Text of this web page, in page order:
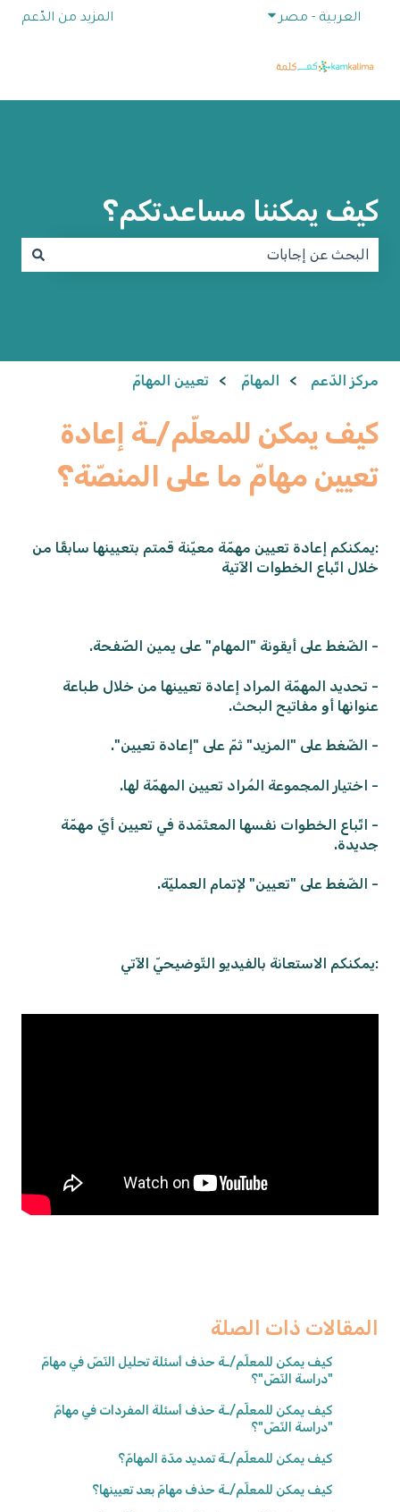
العربية - مصر إظهار القائمة الفرعية للترجماتالمزيد من الدّعم
كيف يمكننا مساعدتكم؟
مركز الدّعم المهامّ تعيين المهامّ
كيف يمكن للمعلّم/ـة إعادة
تعيين مهامّ ما على المنصّة؟
:يمكنكم إعادة تعيين مهمّة معيّنة قمتم بتعيينها سابقًا من
خلال اتّباع الخطوات الآتية
- الضّغط على أيقونة "المهام" على يمين الصّفحة.
- تحديد المهمّة المراد إعادة تعيينها من خلال طباعة
عنوانها أو مفاتيح البحث.
- الضّغط على "المزيد" ثمّ على "إعادة تعيين".
- اختيار المجموعة المُراد تعيين المهمّة لها.
- اتّباع الخطوات نفسها المعتَمَدة في تعيين أيّ مهمّة
جديدة.
- الضّغط على "تعيين" لإتمام العمليّة.
:يمكنكم الاستعانة بالفيديو التّوضيحيّ الآتي
المقالات ذات الصلة
كيف يمكن للمعلّم/ـة حذف أسئلة تحليل النّصّ في مهامّ
"دراسة النّصّ"؟
كيف يمكن للمعلّم/ـة حذف أسئلة المفردات في مهامّ
"دراسة النّصّ"؟
كيف يمكن للمعلّم/ـة تمديد مدّة المهامّ؟
كيف يمكن للمعلّم/ـة حذف مهامّ بعد تعيينها؟